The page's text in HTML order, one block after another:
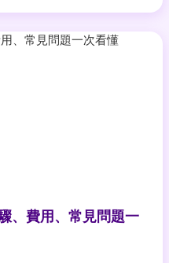
、費用、常見問題一